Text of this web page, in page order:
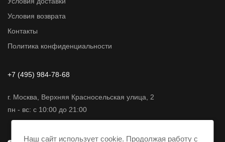
Условия возврата
Контакты
Политика конфиденциальности
+7 (495) 984-78-68
г. Москва, Верхняя Красносельская улица, 2
пн - вс: с 10:00 до 21:00
Наш сайт использует cookie. Продолжая работу с